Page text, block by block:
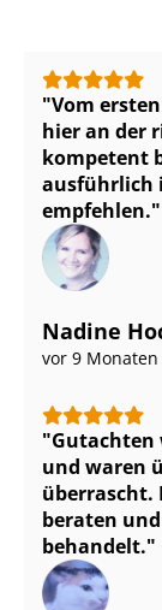
Vom
hier an der
kompetent
ausführlich
empfehlen.
Nadine
vor 9 Monaten
Gutachten
und waren
überrascht.
beraten
behandelt.